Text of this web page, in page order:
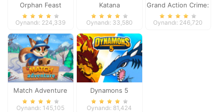
Orphan Feast
Oynandı: 224,339
Katana
Oynandı: 33,580
Grand Action Crime:
New York Car Gang
Oynandı: 246,720
Match Adventure
Oynandı: 145,105
Dynamons 5
Oynandı: 81,424